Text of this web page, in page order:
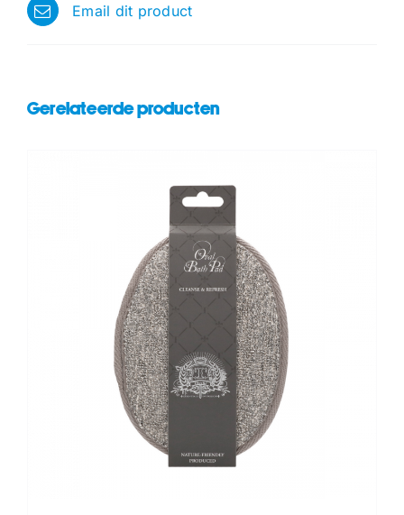
Email dit product
Gerelateerde producten